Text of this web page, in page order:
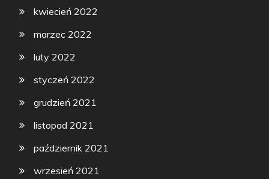
kwiecień 2022
marzec 2022
luty 2022
styczeń 2022
grudzień 2021
listopad 2021
październik 2021
wrzesień 2021